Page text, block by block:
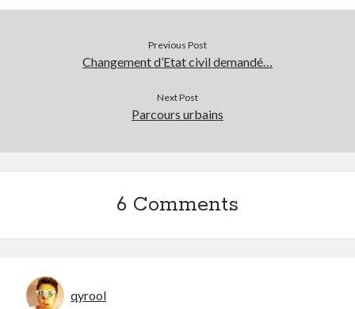
Previous Post
Changement d’Etat civil demandé…
Next Post
Parcours urbains
6 Comments
qyrool